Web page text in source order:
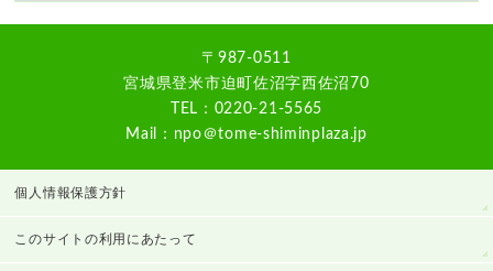
〒987-0511
宮城県登米市迫町佐沼字西佐沼70
TEL：0220-21-5565
Mail：npo＠tome-shiminplaza.jp
個人情報保護方針
このサイトの利用にあたって